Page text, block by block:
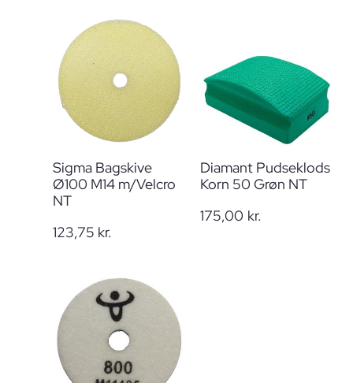
Sigma Bagskive
Ø100 M14 m/Velcro
NT
123,75 kr.
Diamant Pudseklods
Korn 50 Grøn NT
175,00 kr.